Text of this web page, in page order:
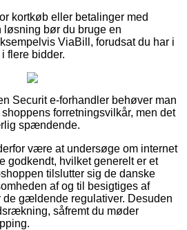
kortkøb eller betalinger med
løsning bør du bruge en
ViaBill, forudsat du har i
flere bidder.
Securit e-forhandler behøver man
forretningsvilkår, men det
spændende.
være at undersøge om internet
godkendt, hvilket generelt er et
tilslutter sig de danske
af og til besigtiges af
de gældende regulativer. Desuden
såfremt du møder